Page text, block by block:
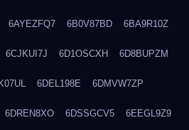
6AYEZFQ7 6B0V87BD 6BA9R10Z
6CJKUI7J 6D1OSCXH 6D8BUPZM
6DEL198E 6DMVW7ZP
6DREN8XO 6DSSGCV5 6EEGL9Z9